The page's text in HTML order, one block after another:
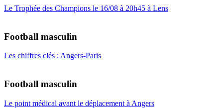
Le Trophée des Champions le 16/08 à 20h45 à Lens
Football masculin
Les chiffres clés : Angers-Paris
Football masculin
Le point médical avant le déplacement à Angers